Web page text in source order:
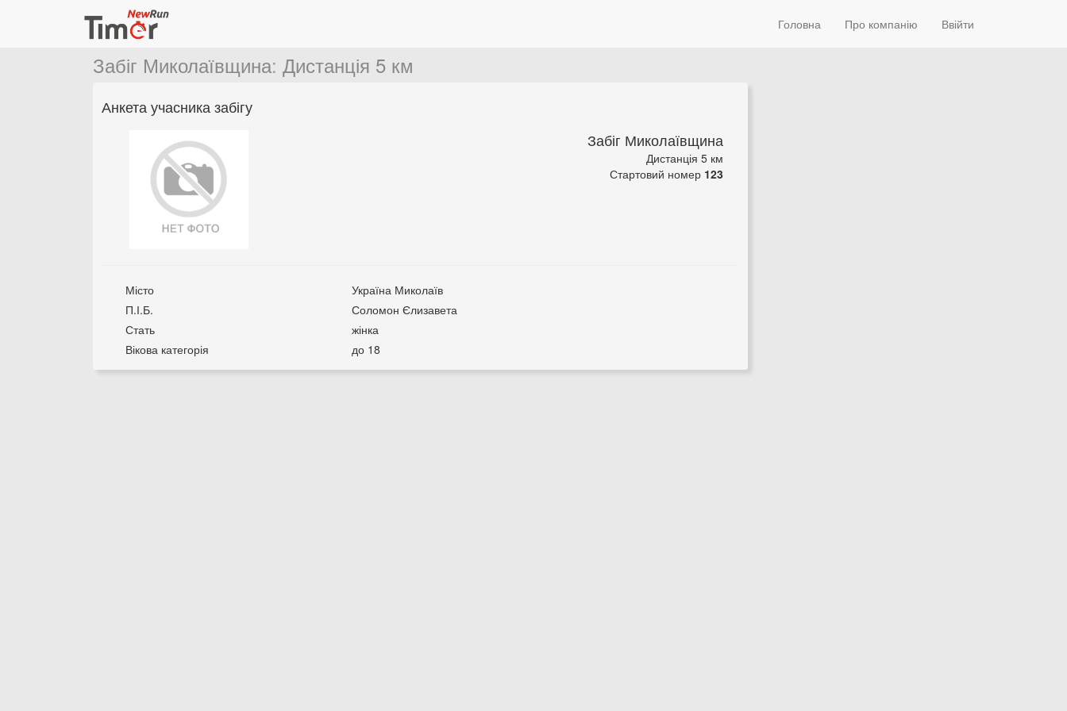
Головна Про компанію Ввійти
Забіг Миколаївщина: Дистанція 5 км
Анкета учасника забігу
Забіг Миколаївщина
Дистанція 5 км
Стартовий номер 123
Місто
Україна Миколаїв
П.І.Б.
Соломон Єлизавета
Стать
жінка
Вікова категорія
до 18